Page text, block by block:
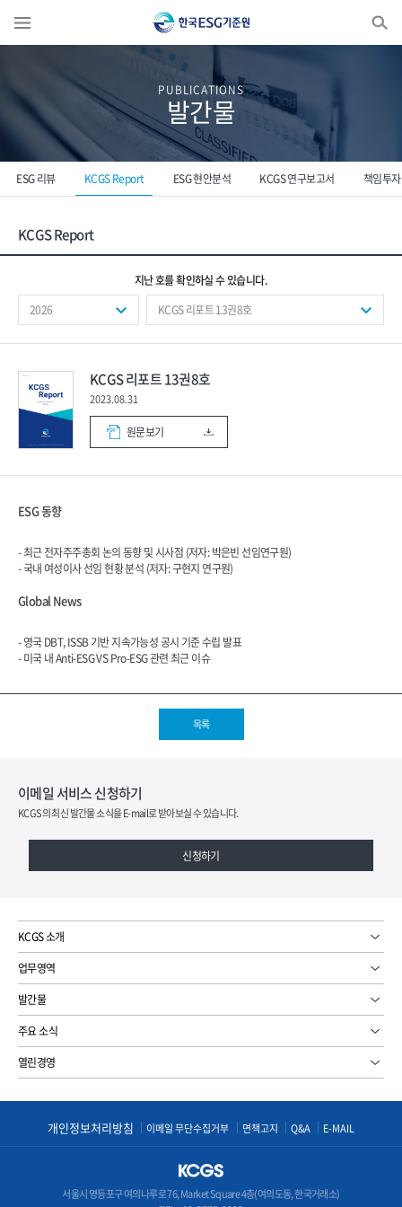
Enter search keyword...
PUBLICATIONS
발간물
ESG 리뷰 KCGS Report ESG 현안분석 KCGS 연구보고서 책임투
KCGS Report
지난 호를 확인하실 수 있습니다.
2026
KCGS 리포트 13권8호
KCGS 리포트 13권8호
2023.08.31
원문보기
ESG 동향
- 최근 전자주주총회 논의 동향 및 시사점 (저자: 박은빈 선임연구원)
- 국내 여성이사 선임 현황 분석 (저자: 구현지 연구원)
Global News
- 영국 DBT, ISSB 기반 지속가능성 공시 기준 수립 발표
- 미국 내 Anti-ESG VS Pro-ESG 관련 최근 이슈
목록
이메일 서비스 신청하기
KCGS의 최신 발간물 소식을 E-mail로 받아보실 수 있습니다.
신청하기
KCGS 소개
업무영역
발간물
주요 소식
열린경영
개인정보처리방침 이메일 무단수집거부 면책고지 Q&A E-MAIL
서울시 영등포구 여의나루로 76, Market Square 4층(여의도동, 한국거래소)